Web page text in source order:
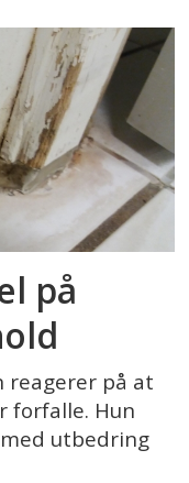
på
reagerer på at
forfalle. Hun
utbedring